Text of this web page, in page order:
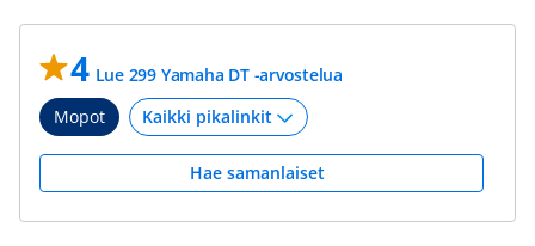
4 Lue 299 Yamaha DT -arvostelua
Mopot
Hae samanlaiset